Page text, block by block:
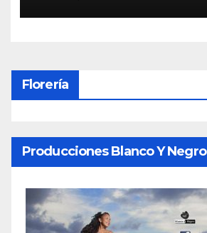
Florería
Producciones Blanco Y Negro